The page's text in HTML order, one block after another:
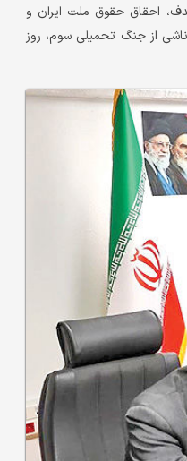
احقاق حقوق ملت ایران و
ناشی از جنگ تحمیلی سوم، روز